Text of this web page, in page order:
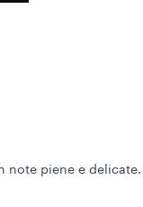
note piene e delicate.